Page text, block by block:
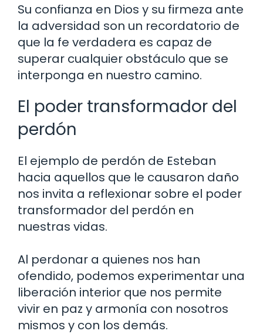
Su confianza en Dios y su firmeza ante
la adversidad son un recordatorio de
que la fe verdadera es capaz de
superar cualquier obstáculo que se
interponga en nuestro camino.
El poder transformador del
perdón
El ejemplo de perdón de Esteban
hacia aquellos que le causaron daño
nos invita a reflexionar sobre el poder
transformador del perdón en
nuestras vidas.
Al perdonar a quienes nos han
ofendido, podemos experimentar una
liberación interior que nos permite
vivir en paz y armonía con nosotros
mismos y con los demás.